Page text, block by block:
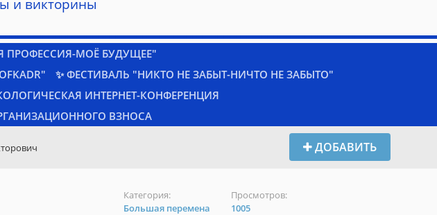
и викторины
ПРОФЕССИЯ-МОЁ БУДУЩЕЕ"
✨ ФЕСТИВАЛЬ "НИКТО НЕ ЗАБЫТ-НИЧТО НЕ ЗАБЫТО"
ИНТЕРНЕТ-КОНФЕРЕНЦИЯ
ВЗНОСА
ДОБАВИТЬ
Категория:
Большая перемена
Просмотров:
1005